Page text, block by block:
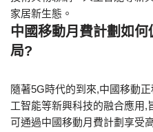
家居新生態。
中國移動月費計劃如
局?
隨著5G時代的到來,中國移動
工智能等新興科技的融合應用,
可通過中國移動月費計劃享受